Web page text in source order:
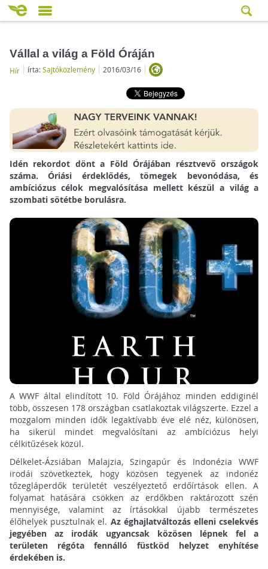
Vállal a világ a Föld Óráján
Hír írta:Sajtóközlemény 2016/03/16
Idén rekordot dönt a Föld Órájában résztvevő országok
száma. Óriási érdeklődés, tömegek bevonódása, és
ambíciózus célok megvalósítása mellett készül a világ a
szombati sötétbe borulásra.
A WWF által elindított 10. Föld Órájához minden eddiginél
több, összesen 178 országban csatlakoztak világszerte. Ezzel a
mozgalom minden idők legaktívabb éve elé néz, különösen,
ha sikerül mindet megvalósítani az ambíciózus helyi
célkitűzések közül.
Délkelet-Ázsiában Malajzia, Szingapúr és Indonézia WWF
irodái szövetkeztek, hogy közösen tegyenek az indonéz
tőzegláperdők területét veszélyeztető erdőírtások ellen. A
folyamat hatására csökken az erdőkben raktározott szén
mennyisége, valamint az írtásokkal újabb természetes
élőhelyek pusztulnak el. Az éghajlatváltozás elleni cselekvés
jegyében az irodák ugyancsak közösen lépnek fel a
területen régóta fennálló füstköd helyzet enyhítése
érdekében is.